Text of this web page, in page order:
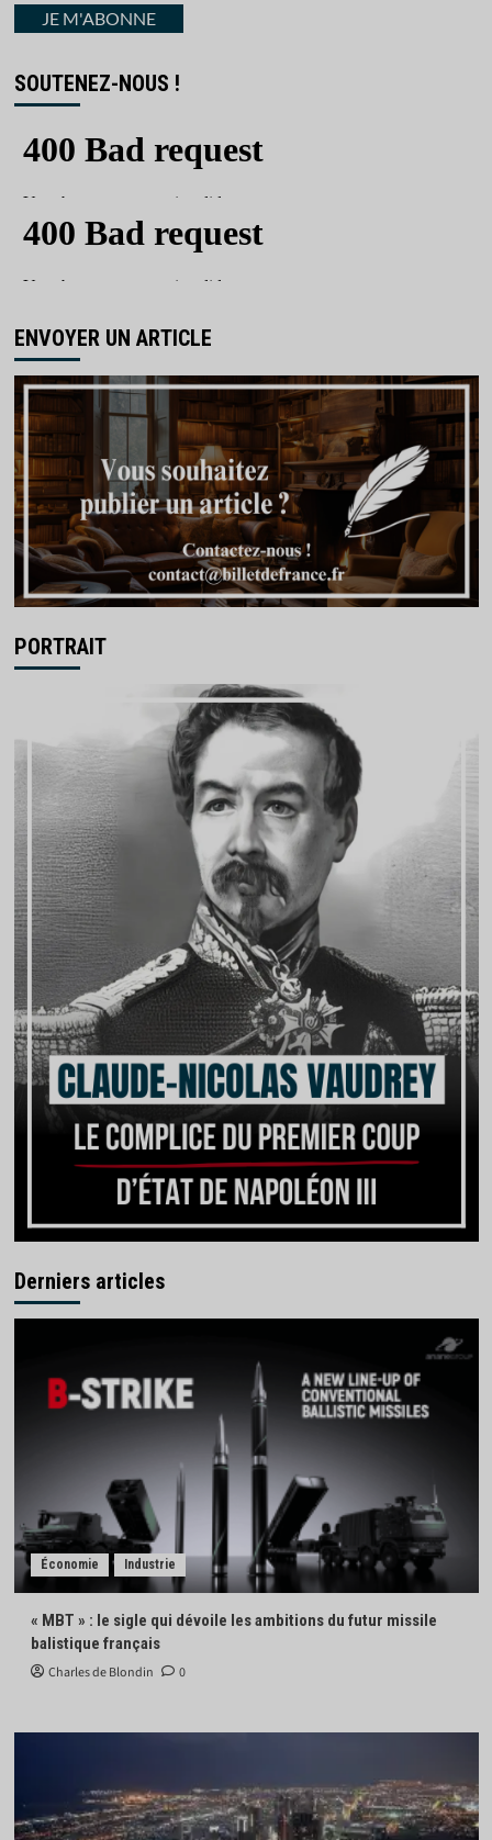
courrielJE M'ABONNE
SOUTENEZ-NOUS !
ENVOYER UN ARTICLE
PORTRAIT
Derniers articles
Économie Industrie
« MBT » : le sigle qui dévoile les ambitions du futur missile
balistique français
Charles de Blondin 0